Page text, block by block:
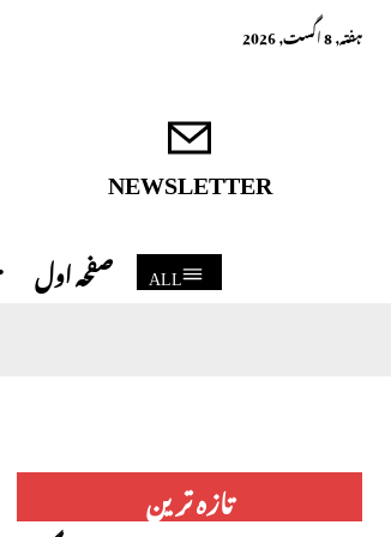
ہفتہ, 8 اگست, 2026
NEWSLETTER
ALL صفحہ اول
تازہ ترین